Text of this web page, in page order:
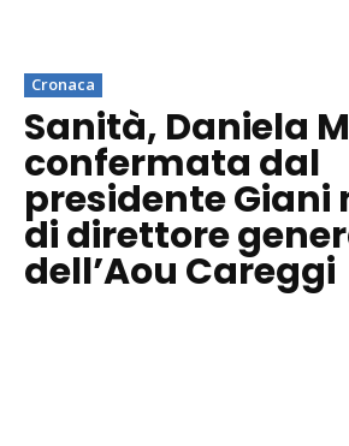
Cronaca
Sanità, Daniela
confermata dal
presidente Giani
di direttore
dell’Aou Careggi